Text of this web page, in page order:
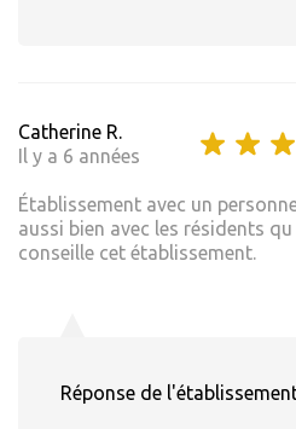
Catherine R.
Il y a 6 années
Établissement avec un
aussi bien avec les résidents
conseille cet établissement.
Réponse de